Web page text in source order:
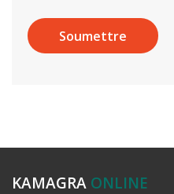
KAMAGRA ONLINE